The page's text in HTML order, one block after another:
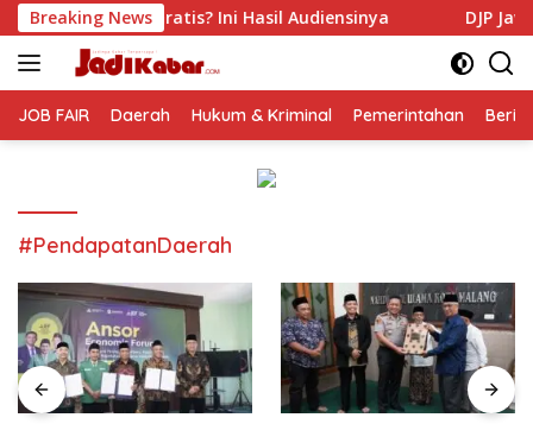
Langsung
ke
konten
Breaking News
Ini Hasil Audiensinya DJP Jawa Timur Gandeng
JOB FAIR Daerah Hukum & Kriminal Pemerintahan
#PendapatanDaerah